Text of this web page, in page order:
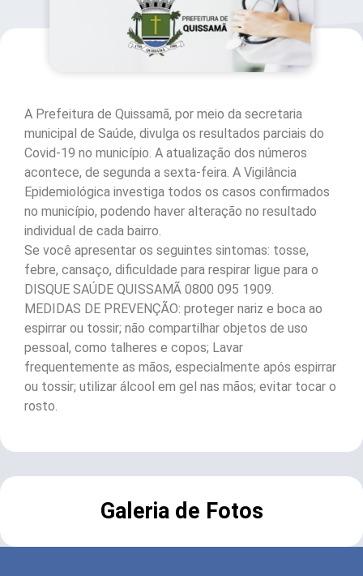
A Prefeitura de Quissamã, por meio da secretaria
municipal de Saúde, divulga os resultados parciais do
Covid-19 no município. A atualização dos números
acontece, de segunda a sexta-feira. A Vigilância
Epidemiológica investiga todos os casos confirmados
no município, podendo haver alteração no resultado
individual de cada bairro.
Se você apresentar os seguintes sintomas: tosse,
febre, cansaço, dificuldade para respirar ligue para o
DISQUE SAÚDE QUISSAMÃ 0800 095 1909.
MEDIDAS DE PREVENÇÃO: proteger nariz e boca ao
espirrar ou tossir; não compartilhar objetos de uso
pessoal, como talheres e copos; Lavar
frequentemente as mãos, especialmente após espirrar
ou tossir; utilizar álcool em gel nas mãos; evitar tocar o
rosto.
Galeria de Fotos